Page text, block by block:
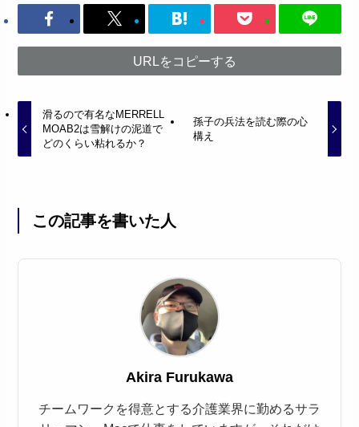
URLをコピーする
滑るので有名なMERRELL
MOAB2は雪解けの泥道で
どのくらい粘れるか？
孫子の兵法を読む際の心
構え
この記事を書いた人
Akira Furukawa
チームワークを得意とする介護業界に勤めるサラ